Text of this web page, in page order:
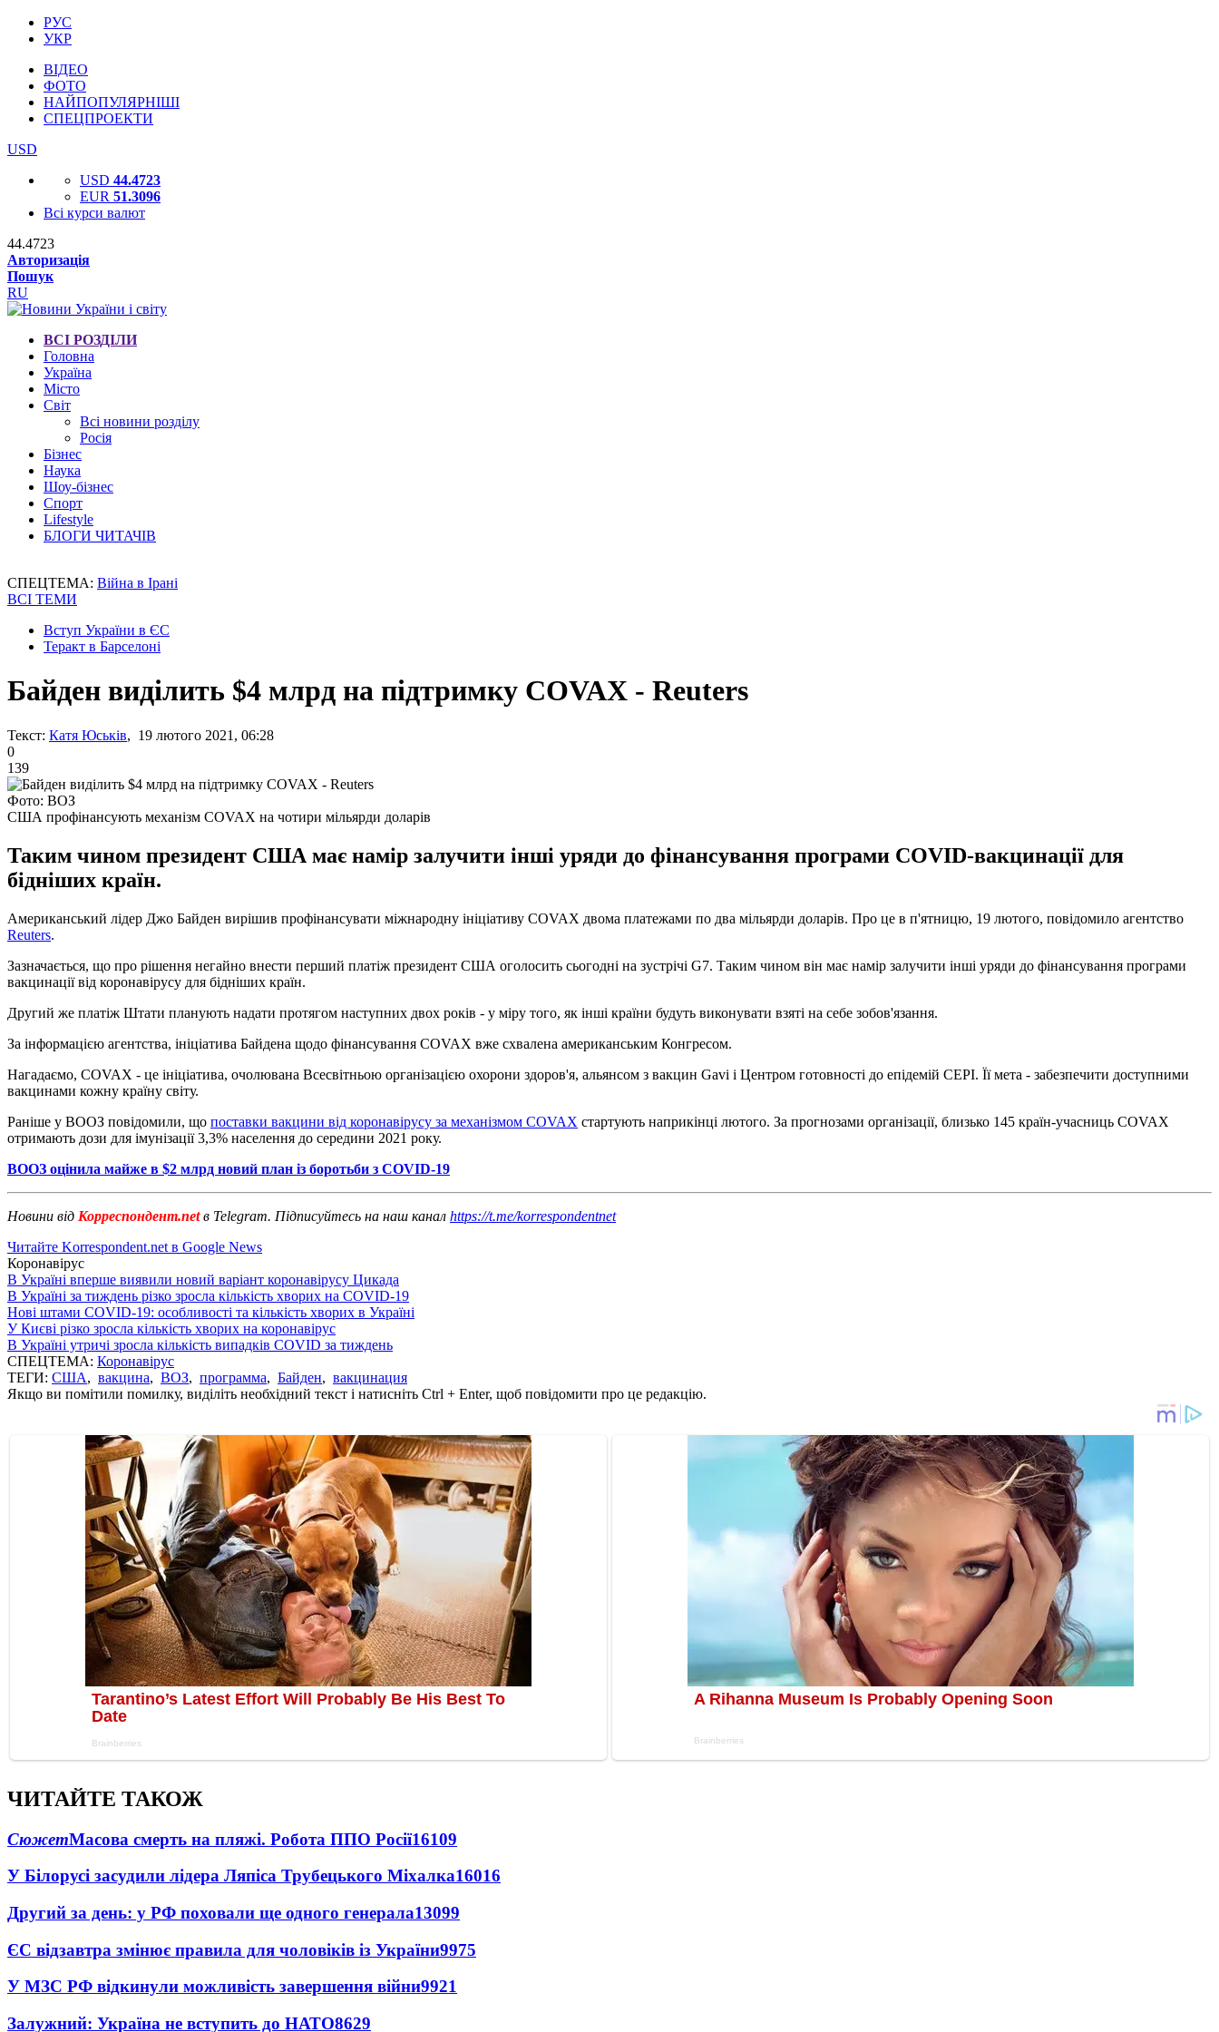
РУС
УКР
ВІДЕО
ФОТО
НАЙПОПУЛЯРНІШІ
СПЕЦПРОЕКТИ
USD
USD 44.4723
EUR 51.3096
Всі курси валют
44.4723
Авторизація
Пошук
RU
ВСІ РОЗДІЛИ
Головна
Україна
Місто
Світ
Всі новини розділу
Росія
Бізнес
Наука
Шоу-бізнес
Спорт
Lifestyle
БЛОГИ ЧИТАЧІВ
СПЕЦТЕМА: Війна в Ірані
ВСІ ТЕМИ
Вступ України в ЄС
Теракт в Барселоні
Байден виділить $4 млрд на підтримку COVAX - Reuters
Текст: Катя Юськів, 19 лютого 2021, 06:28
0
139
Фото: ВОЗ
США профінансують механізм COVAX на чотири мільярди доларів
Таким чином президент США має намір залучити інші уряди до фінансування програми COVID-вакцинації для
бідніших країн.
Американський лідер Джо Байден вирішив профінансувати міжнародну ініціативу COVAX двома платежами по два мільярди доларів. Про це в п'ятницю, 19 лютого, повідомило агентство
Reuters.
Зазначається, що про рішення негайно внести перший платіж президент США оголосить сьогодні на зустрічі G7. Таким чином він має намір залучити інші уряди до фінансування програми
вакцинації від коронавірусу для бідніших країн.
Другий же платіж Штати планують надати протягом наступних двох років - у міру того, як інші країни будуть виконувати взяті на себе зобов'язання.
За інформацією агентства, ініціатива Байдена щодо фінансування COVAX вже схвалена американським Конгресом.
Нагадаємо, COVAX - це ініціатива, очолювана Всесвітньою організацією охорони здоров'я, альянсом з вакцин Gavi і Центром готовності до епідемій CEPI. Її мета - забезпечити доступними
вакцинами кожну країну світу.
Раніше у ВООЗ повідомили, що поставки вакцини від коронавірусу за механізмом COVAX стартують наприкінці лютого. За прогнозами організації, близько 145 країн-учасниць COVAX
отримають дози для імунізації 3,3% населення до середини 2021 року.
ВООЗ оцінила майже в $2 млрд новий план із боротьби з COVID-19
Новини від Корреспондент.netв Telegram. Підписуйтесь на наш канал https://t.me/korrespondentnet
Читайте Korrespondent.net в Google News
Коронавірус
В Україні вперше виявили новий варіант коронавірусу Цикада
В Україні за тиждень різко зросла кількість хворих на COVID-19
Нові штами COVID-19: особливості та кількість хворих в Україні
У Києві різко зросла кількість хворих на коронавірус
В Україні утричі зросла кількість випадків COVID за тиждень
СПЕЦТЕМА: Коронавірус
ТЕГИ: США, вакцина, ВОЗ, программа, Байден, вакцинация
Якщо ви помітили помилку, виділіть необхідний текст і натисніть Ctrl + Enter, щоб повідомити про це редакцію.
ЧИТАЙТЕ ТАКОЖ
СюжетМасова смерть на пляжі. Робота ППО Росії16109
У Білорусі засудили лідера Ляпіса Трубецького Міхалка16016
Другий за день: у РФ поховали ще одного генерала13099
ЄС відзавтра змінює правила для чоловіків із України9975
У МЗС РФ відкинули можливість завершення війни9921
Залужний: Україна не вступить до НАТО8629